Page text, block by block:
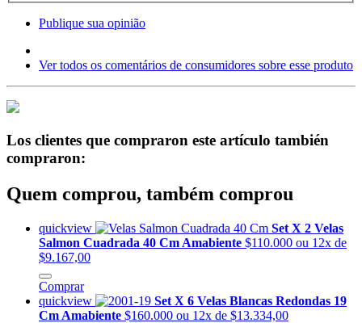
Publique sua opinião
Ver todos os comentários de consumidores sobre esse produto
Los clientes que compraron este artículo también
compraron:
Quem comprou, também comprou
quickview
Set X 2 Velas
Salmon Cuadrada 40 Cm Amabiente $110.000 ou 12x de
$9.167,00
Comprar
quickview
Set X 6 Velas Blancas Redondas 19
Cm Amabiente $160.000 ou 12x de $13.334,00